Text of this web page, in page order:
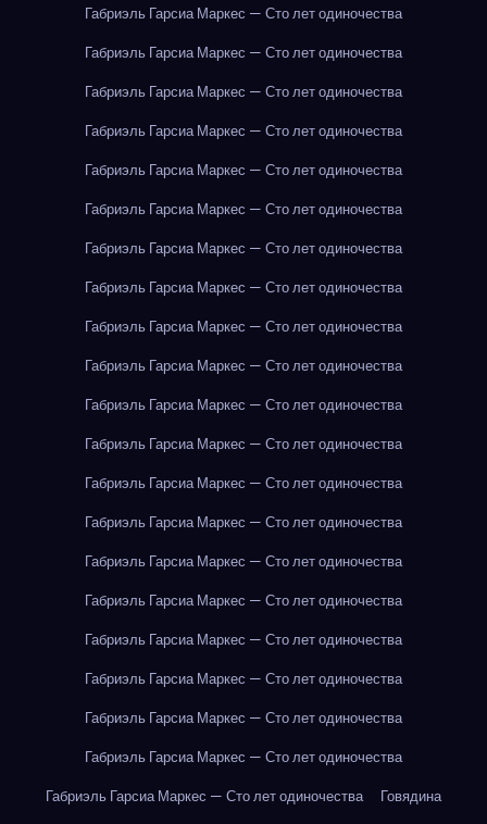
Габриэль Гарсиа Маркес — Сто лет одиночества
Габриэль Гарсиа Маркес — Сто лет одиночества
Габриэль Гарсиа Маркес — Сто лет одиночества
Габриэль Гарсиа Маркес — Сто лет одиночества
Габриэль Гарсиа Маркес — Сто лет одиночества
Габриэль Гарсиа Маркес — Сто лет одиночества
Габриэль Гарсиа Маркес — Сто лет одиночества
Габриэль Гарсиа Маркес — Сто лет одиночества
Габриэль Гарсиа Маркес — Сто лет одиночества
Габриэль Гарсиа Маркес — Сто лет одиночества
Габриэль Гарсиа Маркес — Сто лет одиночества
Габриэль Гарсиа Маркес — Сто лет одиночества
Габриэль Гарсиа Маркес — Сто лет одиночества
Габриэль Гарсиа Маркес — Сто лет одиночества
Габриэль Гарсиа Маркес — Сто лет одиночества
Габриэль Гарсиа Маркес — Сто лет одиночества
Габриэль Гарсиа Маркес — Сто лет одиночества
Габриэль Гарсиа Маркес — Сто лет одиночества
Габриэль Гарсиа Маркес — Сто лет одиночества
Габриэль Гарсиа Маркес — Сто лет одиночества
Габриэль Гарсиа Маркес — Сто лет одиночества
Говядина